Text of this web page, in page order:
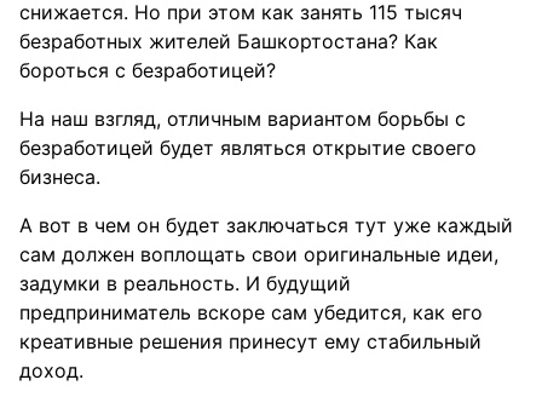
снижается. Но при этом как занять 115 тысяч
безработных жителей Башкортостана? Как
бороться с безработицей?
На наш взгляд, отличным вариантом борьбы с
безработицей будет являться открытие своего
бизнеса.
А вот в чем он будет заключаться тут уже каждый
сам должен воплощать свои оригинальные идеи,
задумки в реальность. И будущий
предприниматель вскоре сам убедится, как его
креативные решения принесут ему стабильный
доход.